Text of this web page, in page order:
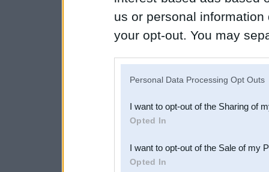
us or personal
your opt-out. You may
Downstream Participants
third parties.
Personal Data Processing Opt Outs
I want to opt-out of the Sharing of
Opted In
I want to opt-out of the Sale of my
Opted In